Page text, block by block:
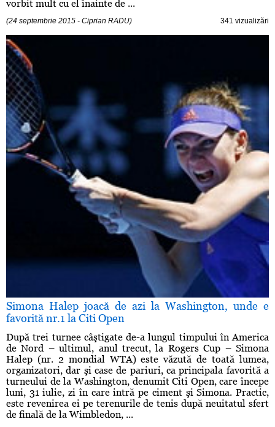
vorbit mult cu el înainte de ...
(24 septembrie 2015 - Ciprian RADU) 341 vizualizări
Simona Halep joacă de azi la Washington, unde e
favorită nr.1 la Citi Open
După trei turnee câştigate de-a lungul timpului în America
de Nord – ultimul, anul trecut, la Rogers Cup – Simona
Halep (nr. 2 mondial WTA) este văzută de toată lumea,
organizatori, dar şi case de pariuri, ca principala favorită a
turneului de la Washington, denumit Citi Open, care începe
luni, 31 iulie, zi în care intră pe ciment şi Simona. Practic,
este revenirea ei pe terenurile de tenis după neuitatul sfert
de finală de la Wimbledon, ...